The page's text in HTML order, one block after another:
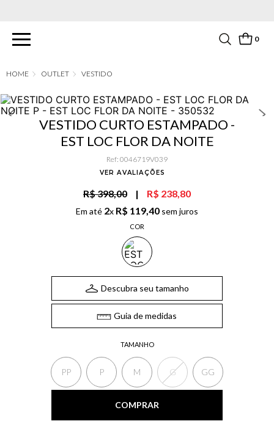
0
OUTLET VESTIDO
VESTIDO CURTO ESTAMPADO -
EST LOC FLOR DA NOITE
Ref: 0046719V039
VER AVALIAÇÕES
R$ 398,00 | R$ 238,80
Em até 2x R$ 119,40 sem juros
COR
TAMANHO
PP P M G GG
Descubra seu tamanho
Guia de medidas
COMPRAR